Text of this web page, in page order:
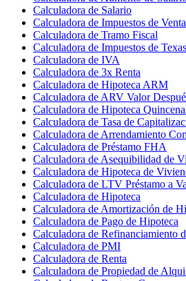
Calculadora de Salario
Calculadora de Impuestos de
Calculadora de Tramo Fiscal
Calculadora de Impuestos de Texas
Calculadora de IVA
Calculadora de 3x Renta
Calculadora de Hipoteca ARM
Calculadora de ARV Valor
Calculadora de Hipoteca
Calculadora de Tasa de
Calculadora de Arrendamiento
Calculadora de Préstamo FHA
Calculadora de Asequibilidad de
Calculadora de Hipoteca de
Calculadora de LTV Préstamo a
Calculadora de Hipoteca
Calculadora de Amortización de
Calculadora de Pago de Hipoteca
Calculadora de Refinanciamiento
Calculadora de PMI
Calculadora de Renta
Calculadora de Propiedad de